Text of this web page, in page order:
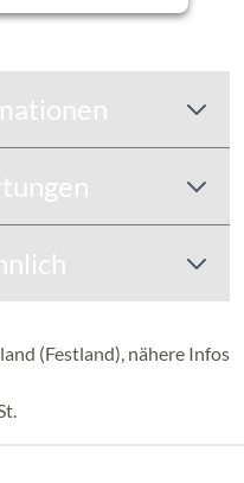
(Festland), nähere Infos